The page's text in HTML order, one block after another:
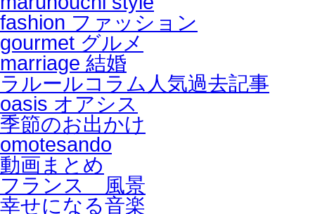
fashion ファッション
gourmet グルメ
marriage 結婚
ラルールコラム人気過去記事
oasis オアシス
季節のお出かけ
omotesando
動画まとめ
フランス 風景
幸せになる音楽